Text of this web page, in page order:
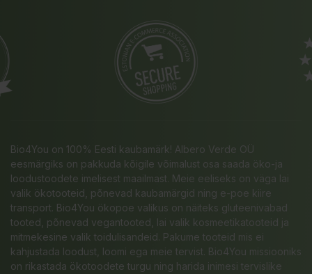
Bio4You on 100% Eesti kaubamärk! Albero Verde OÜ
eesmärgiks on pakkuda kõigile võimalust osa saada öko-ja
loodustoodete imelisest maailmast. Meie eeliseks on väga lai
valik ökotooteid, põnevad kaubamärgid ning e-poe kiire
transport. Bio4You ökopoe valikus on näiteks gluteenivabad
tooted, põnevad vegantooted, lai valik kosmeetikatooteid ja
mitmekesine valik toidulisandeid. Pakume tooteid mis ei
kahjustada loodust, loomi ega meie tervist. Bio4You missiooniks
on rikastada ökotoodete turgu ning harida inimesi tervislike